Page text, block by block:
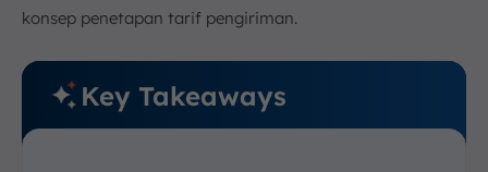
konsep penetapan tarif pengiriman.
Key Takeaways